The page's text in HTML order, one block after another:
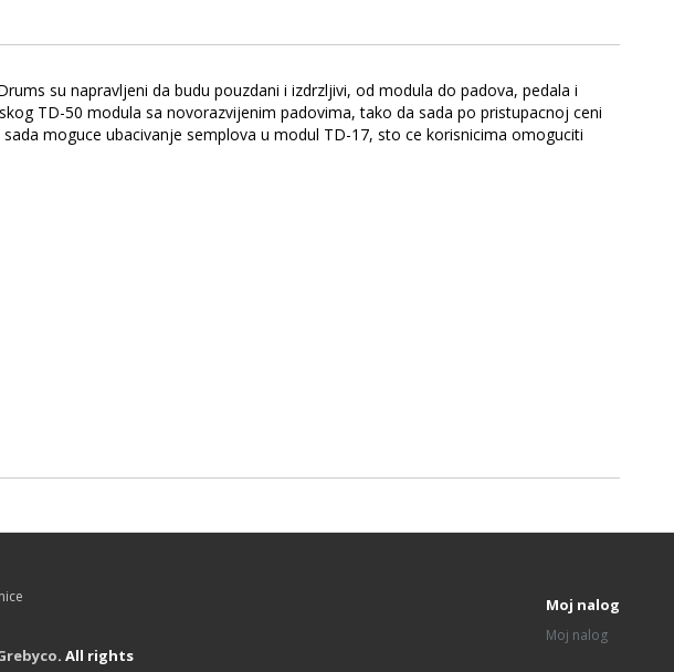
su napravljeni da budu pouzdani i izdrzljivi, od modula do padova, pedala i
TD-50 modula sa novorazvijenim padovima, tako da sada po pristupacnoj ceni
moguce ubacivanje semplova u modul TD-17, sto ce korisnicima omoguciti
. All rights
Moj nalog
Moj nalog